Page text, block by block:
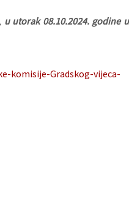
u utorak 08.10.2024. godine u
komisije-Gradskog-vijeca-